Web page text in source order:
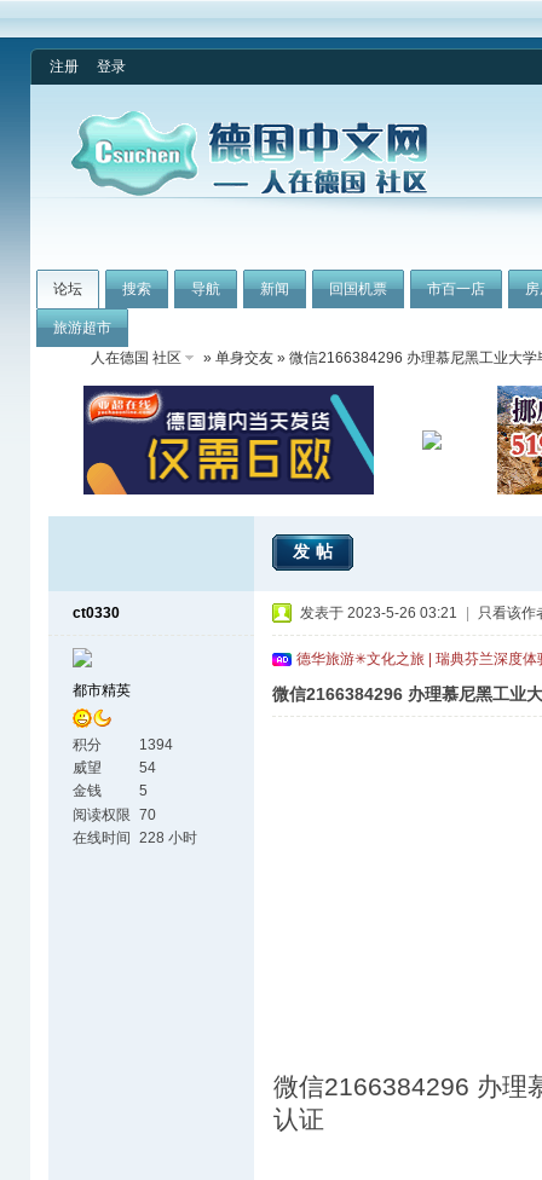
注册 登录
论坛 搜索 导航 新闻 回国机票 市百一店
旅游超市
人在德国 社区
» 单身交友 » 微信2166384296 办理慕尼黑工业大
发帖
ct0330
都市精英
积分
1394
威望
54
金钱
5
阅读权限 70
在线时间 228 小时
发表于 2023-5-26 03:21 只看该作
德华旅游✳文化之旅 | 瑞典芬兰深度
微信2166384296 办理慕尼黑工业
微信2166384296 办理
认证